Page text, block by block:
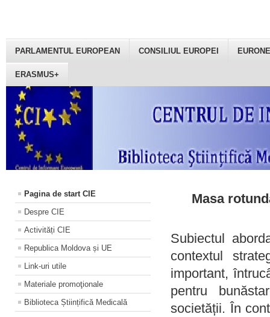
PARLAMENTUL EUROPEAN CONSILIUL EUROPEI
ERASMUS+
Pagina de start CIE
Despre CIE
Activități CIE
Republica Moldova și UE
Link-uri utile
Materiale promoţionale
Biblioteca Științifică Medicală
Masa
Subiectul
contextul
important,
pentru
societății. În